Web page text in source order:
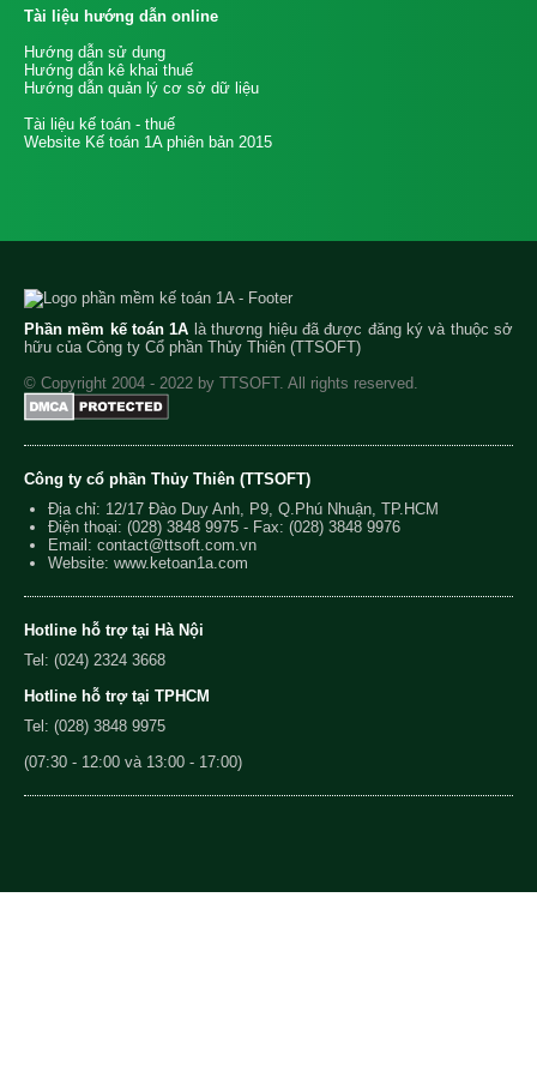
Tài liệu hướng dẫn online
Hướng dẫn sử dụng
Hướng dẫn kê khai thuế
Hướng dẫn quản lý cơ sở dữ liệu
Tài liệu kế toán - thuế
Website Kế toán 1A phiên bản 2015
Phần mềm kế toán 1A là thương hiệu đã được đăng ký và thuộc sở
hữu của Công ty Cổ phần Thủy Thiên (TTSOFT)
© Copyright 2004 - 2022 by TTSOFT. All rights reserved.
Công ty cổ phần Thủy Thiên (TTSOFT)
Địa chỉ: 12/17 Đào Duy Anh, P9, Q.Phú Nhuận, TP.HCM
Điện thoại: (028) 3848 9975 - Fax: (028) 3848 9976
Email: contact@ttsoft.com.vn
Website: www.ketoan1a.com
Hotline hỗ trợ tại Hà Nội
Tel: (024) 2324 3668
Hotline hỗ trợ tại TPHCM
Tel: (028) 3848 9975
(07:30 - 12:00 và 13:00 - 17:00)